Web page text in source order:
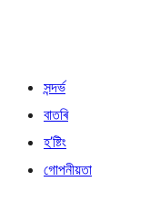
সন্দৰ্ভ
বাতৰি
হ’ষ্টিং
গোপনীয়তা